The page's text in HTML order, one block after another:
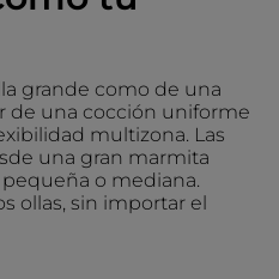
grande como de una
de una cocción uniforme
multizona. Las
una gran marmita
o mediana.
ollas, sin importar el